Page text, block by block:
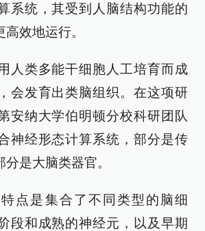
系统，其受到人脑结构功能的
效地运行。
人类多能干细胞人工培育而成
会发育出类脑组织。在这项研
安纳大学伯明顿分校科研团队
神经形态计算系统，部分是传
是大脑类器官。
点是集合了不同类型的脑细
段和成熟的神经元，以及早期